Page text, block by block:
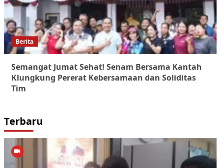
Berita
Semangat Jumat Sehat! Senam Bersama Kantah
Klungkung Pererat Kebersamaan dan Soliditas
Tim
Terbaru